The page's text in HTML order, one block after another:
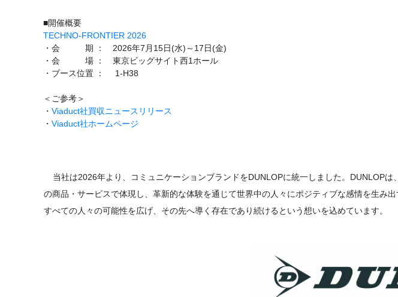
■開催概要
TECHNO-FRONTIER 2026
・会 期 ： 2026年7月15日(水)～17日(金)
・会 場 ： 東京ビッグサイト西1ホール
・ブース位置 ： 1‐H38
＜ご参考＞
・ Viaduct社買収ニュースリリース
・ Viaduct社ホームページ
当社は2026年より、コミュニケーションブランドをDUNLOPに統一しました。 DUNLOPは
の商品・サービスで体現し、革新的な体験を通じて世界中の人々にポジティブな感情を生み出
すべての人々の可能性を広げ、その先へ導く存在であり続けるという想いを込めています。